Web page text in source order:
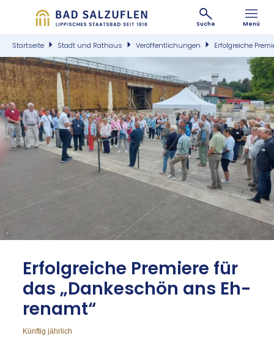
Suche Menü
Startseite Stadt und Rathaus Veröffentlichungen Erfolgreiche
©
Er­folg­rei­che Pre­mie­re für
das „Dan­ke­schön ans Eh­
ren­amt“
Künftig jährlich